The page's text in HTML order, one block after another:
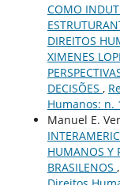
COMO
DIREITOS
XIMENES
DECISÕES ,
Humanos: n.
Manuel E.
HUMANOS Y
BRASILENOS ,